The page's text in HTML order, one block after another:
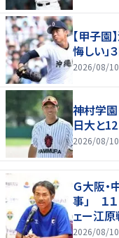
【甲子園
悔しい」
2026/08/
神村学園
日大と
2026/08/10
Ｇ大阪・
事」 １
ェー江
2026/08/